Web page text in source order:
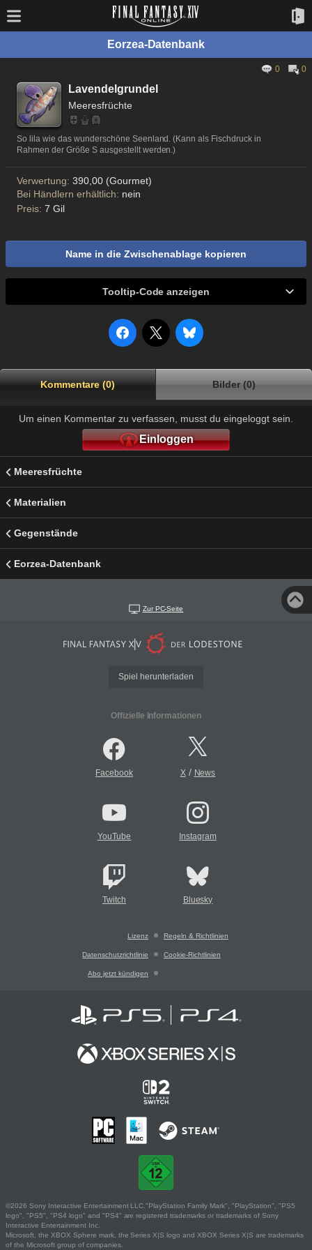
Eorzea-Datenbank
0 0
Lavendelgrundel
Meeresfrüchte
So lila wie das wunderschöne Seenland. (Kann als Fischdruck in
Rahmen der Größe S ausgestellt werden.)
Verwertung: 390,00 (Gourmet)
Bei Händlern erhältlich: nein
Preis: 7 Gil
Name in die Zwischenablage kopieren
Tooltip-Code anzeigen
Kommentare (0) Bilder (0)
Um einen Kommentar zu verfassen, musst du eingeloggt sein.
Einloggen
Meeresfrüchte
Materialien
Gegenstände
Eorzea-Datenbank
Zur PC-Seite
Spiel herunterladen
Offizielle Informationen
Facebook X/ News
YouTube Instagram
Twitch Bluesky
Lizenz Regeln & Richtlinien
Datenschutzrichtlinie Cookie-Richtlinien
Abo jetzt kündigen
©2026 Sony Interactive Entertainment LLC."PlayStation Family Mark", "PlayStation", "PS5
logo", "PS5", "PS4 logo" and "PS4" are registered trademarks or trademarks of Sony
Interactive Entertainment Inc.
Microsoft, the XBOX Sphere mark, the Series X|S logo and XBOX Series X|S are trademarks
of the Microsoft group of companies.